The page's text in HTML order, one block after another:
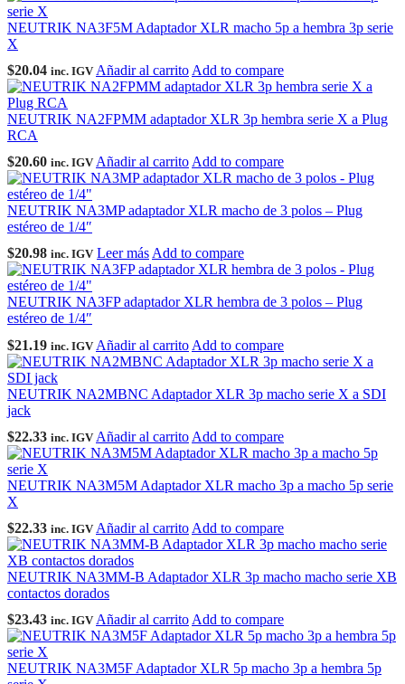
NEUTRIK NA3F5M Adaptador XLR macho 5p a hembra 3p serie
X
$20.04 inc. IGV Añadir al carrito Add to compare
NEUTRIK NA2FPMM adaptador XLR 3p hembra serie X a Plug
RCA
$20.60 inc. IGV Añadir al carrito Add to compare
NEUTRIK NA3MP adaptador XLR macho de 3 polos – Plug
estéreo de 1/4″
$20.98 inc. IGV Leer más Add to compare
NEUTRIK NA3FP adaptador XLR hembra de 3 polos – Plug
estéreo de 1/4″
$21.19 inc. IGV Añadir al carrito Add to compare
NEUTRIK NA2MBNC Adaptador XLR 3p macho serie X a SDI
jack
$22.33 inc. IGV Añadir al carrito Add to compare
NEUTRIK NA3M5M Adaptador XLR macho 3p a macho 5p serie
X
$22.33 inc. IGV Añadir al carrito Add to compare
NEUTRIK NA3MM-B Adaptador XLR 3p macho macho serie XB
contactos dorados
$23.43 inc. IGV Añadir al carrito Add to compare
NEUTRIK NA3M5F Adaptador XLR 5p macho 3p a hembra 5p